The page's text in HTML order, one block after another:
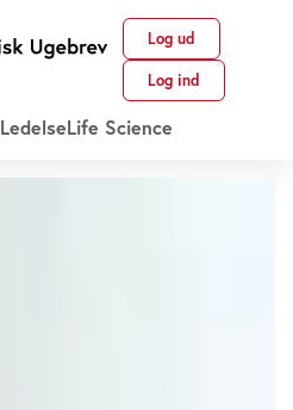
Log ud
Log ind
LedelseLife Science